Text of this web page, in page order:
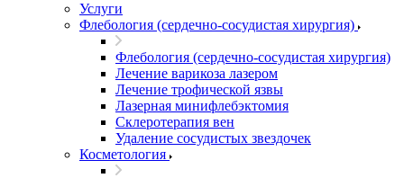
Услуги
Флебология (сердечно-сосудистая хирургия)
Флебология (сердечно-сосудистая хирургия)
Лечение варикоза лазером
Лечение трофической язвы
Лазерная минифлебэктомия
Cклеротерапия вен
Удаление сосудистых звездочек
Косметология